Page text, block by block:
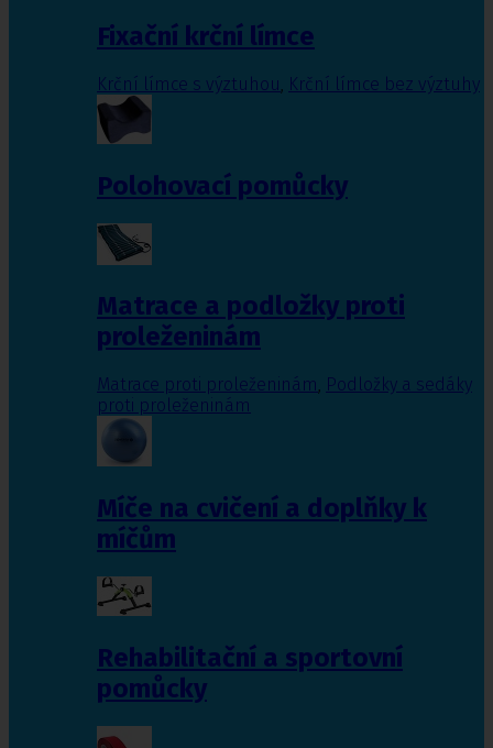
Fixační krční límce
Krční límce s výztuhou Krční límce bez výztuhy
Polohovací pomůcky
Matrace a podložky proti
proleženinám
Matrace proti proleženinám, Podložky a sedáky
proti proleženinám
Míče na cvičení a doplňky k
míčům
Rehabilitační a sportovní
pomůcky